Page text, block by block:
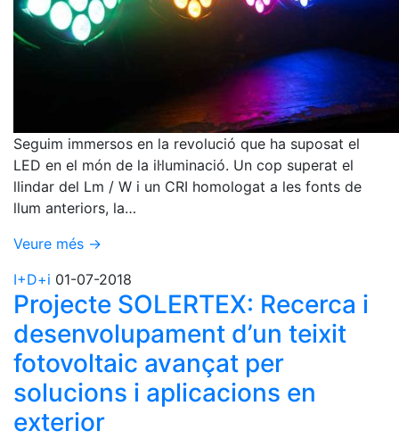
Seguim immersos en la revolució que ha suposat el
LED en el món de la il·luminació. Un cop superat el
llindar del Lm / W i un CRI homologat a les fonts de
llum anteriors, la…
Veure més →
I+D+i 01-07-2018
Projecte SOLERTEX: Recerca i
desenvolupament d’un teixit
fotovoltaic avançat per
solucions i aplicacions en
exterior